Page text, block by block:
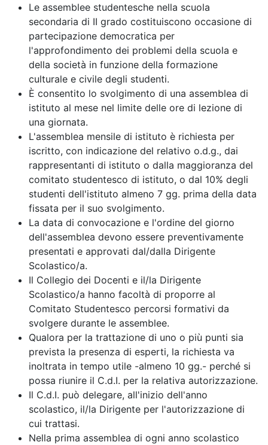
Le assemblee studentesche nella scuola
secondaria di II grado costituiscono occasione di
partecipazione democratica per
l'approfondimento dei problemi della scuola e
della società in funzione della formazione
culturale e civile degli studenti.
È consentito lo svolgimento di una assemblea di
istituto al mese nel limite delle ore di lezione di
una giornata.
L'assemblea mensile di istituto è richiesta per
iscritto, con indicazione del relativo o.d.g., dai
rappresentanti di istituto o dalla maggioranza del
comitato studentesco di istituto, o dal 10% degli
studenti dell'istituto almeno 7 gg. prima della data
fissata per il suo svolgimento.
La data di convocazione e l'ordine del giorno
dell'assemblea devono essere preventivamente
presentati e approvati dal/dalla Dirigente
Scolastico/a.
Il Collegio dei Docenti e il/la Dirigente
Scolastico/a hanno facoltà di proporre al
Comitato Studentesco percorsi formativi da
svolgere durante le assemblee.
Qualora per la trattazione di uno o più punti sia
prevista la presenza di esperti, la richiesta va
inoltrata in tempo utile -almeno 10 gg.- perché si
possa riunire il C.d.I. per la relativa autorizzazione.
Il C.d.I. può delegare, all'inizio dell'anno
scolastico, il/la Dirigente per l'autorizzazione di
cui trattasi.
Nella prima assemblea di ogni anno scolastico